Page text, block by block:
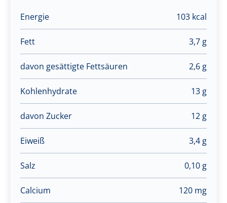
Energie 103 kcal
Fett 3,7 g
davon gesättigte Fettsäuren 2,6 g
Kohlenhydrate 13 g
davon Zucker 12 g
Eiweiß 3,4 g
Salz 0,10 g
Calcium 120 mg